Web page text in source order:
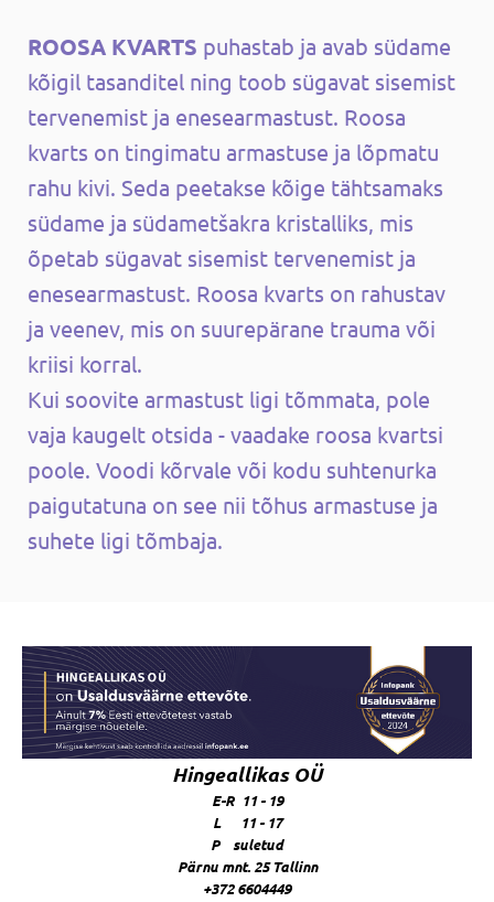
ROOSA KVARTS puhastab ja avab südame
kõigil tasanditel ning toob sügavat sisemist
tervenemist ja enesearmastust. Roosa
kvarts on tingimatu armastuse ja lõpmatu
rahu kivi. Seda peetakse kõige tähtsamaks
südame ja südametšakra kristalliks, mis
õpetab sügavat sisemist tervenemist ja
enesearmastust. Roosa kvarts on rahustav
ja veenev, mis on suurepärane trauma või
kriisi korral.
Kui soovite armastust ligi tõmmata, pole
vaja kaugelt otsida - vaadake roosa kvartsi
poole. Voodi kõrvale või kodu suhtenurka
paigutatuna on see nii tõhus armastuse ja
suhete ligi tõmbaja.
Hingeallikas OÜ
E-R 11 - 19
L 11 - 17
P suletud
Pärnu mnt. 25 Tallinn
+372 6604449